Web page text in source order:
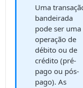
Uma
bandeirada
pode ser uma
operação de
débito ou de
crédito (pré-
pago ou pós-
pago). As